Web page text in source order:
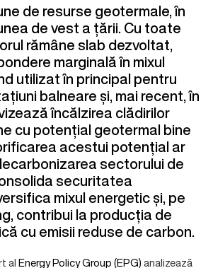
de resurse geotermale, în
de vest a țării. Cu toate
rămâne slab dezvoltat,
marginală în mixul
utilizat în principal pentru
balneare și, mai recent, în
încălzirea clădirilor
cu potențial geotermal bine
acestui potențial ar
sectorului de
securitatea
mixul energetic și, pe
contribui la producția de
cu emisii reduse de carbon.
alEnergy Policy Group (EPG)analizează